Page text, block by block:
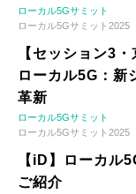
ローカル5Gサミット
ローカル5Gサミット2025
【セッション3
ローカル5G：新
革新
ローカル5Gサミット
ローカル5Gサミット2025
【iD】ローカル
ご紹介